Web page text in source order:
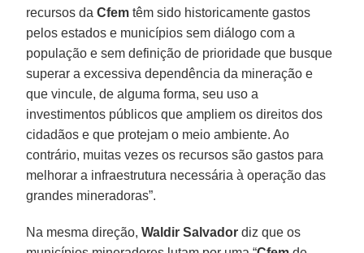
recursos daCfem têm sido historicamente gastos
pelos estados e municípios sem diálogo com a
população e sem definição de prioridade que busque
superar a excessiva dependência da mineração e
que vincule, de alguma forma, seu uso a
investimentos públicos que ampliem os direitos dos
cidadãos e que protejam o meio ambiente. Ao
contrário, muitas vezes os recursos são gastos para
melhorar a infraestrutura necessária à operação das
grandes mineradoras”.
Na mesma direção,Waldir Salvador diz que os